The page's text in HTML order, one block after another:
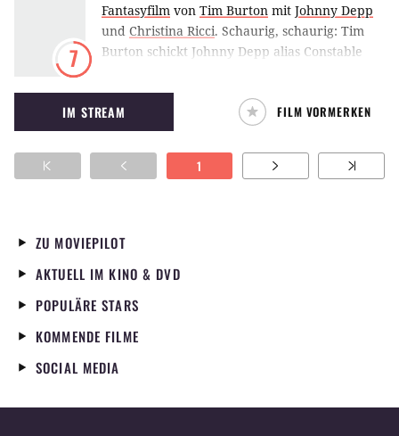
7
Fantasyfilm von Tim Burton mit Johnny Depp
und Christina Ricci. Schaurig, schaurig: Tim
Burton schickt Johnny Depp alias Constable
das gruselige Dörfchen
IM STREAM FILM VORMERKEN
1
ZU MOVIEPILOT
AKTUELL IM KINO & DVD
POPULÄRE STARS
KOMMENDE FILME
SOCIAL MEDIA